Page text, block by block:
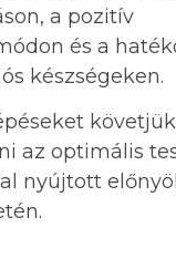
a pozitív
és a
készségeken.
az optimális
nyújtott